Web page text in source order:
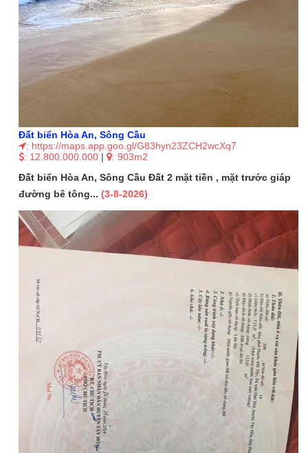
Đất biển Hòa An, Sông Cầu
: https://maps.app.goo.gl/G83hyn23ZCH2wcXq7
: 12.800.000.000 | : 903m2
Đất biển Hòa An, Sông Cầu Đất 2 mặt tiền , mặt trước giáp
đường bê tông...(3-8-2026)